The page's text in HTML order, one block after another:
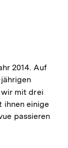
2014. Auf
mit drei
ihnen einige
passieren